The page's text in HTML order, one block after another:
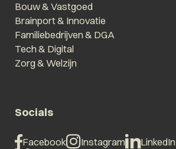
Bouw & Vastgoed
Brainport & Innovatie
Familiebedrijven & DGA
Tech & Digital
Zorg & Welzijn
Socials
Facebook Instagram
LinkedIn